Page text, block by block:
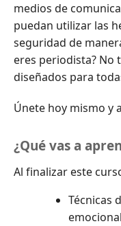
medios de
puedan utilizar las
seguridad de
eres periodista? No
diseñados para
Únete hoy mismo y
¿Qué vas a
Al finalizar este
Técnicas
emocional